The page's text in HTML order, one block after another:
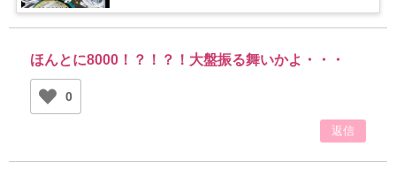
ほんとに8000！？！？！大盤振る舞いかよ・・・
0
返信